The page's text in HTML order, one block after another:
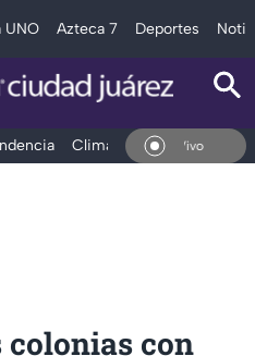
UNO Azteca 7 Deportes
Clima Deportes
En Vivo
colonias con